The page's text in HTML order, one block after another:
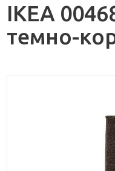
IKEA
темно-